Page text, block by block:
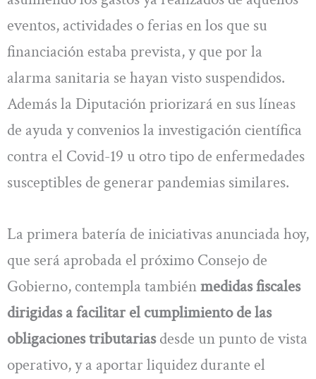
eventos, actividades o ferias en los que su
financiación estaba prevista, y que por la
alarma sanitaria se hayan visto suspendidos.
Además la Diputación priorizará en sus líneas
de ayuda y convenios la investigación científica
contra el Covid-19 u otro tipo de enfermedades
susceptibles de generar pandemias similares.
La primera batería de iniciativas anunciada hoy,
que será aprobada el próximo Consejo de
Gobierno, contempla tambiénmedidas fiscales
dirigidas a facilitar el cumplimiento de las
obligaciones tributariasdesde un punto de vista
operativo, y a aportar liquidez durante el